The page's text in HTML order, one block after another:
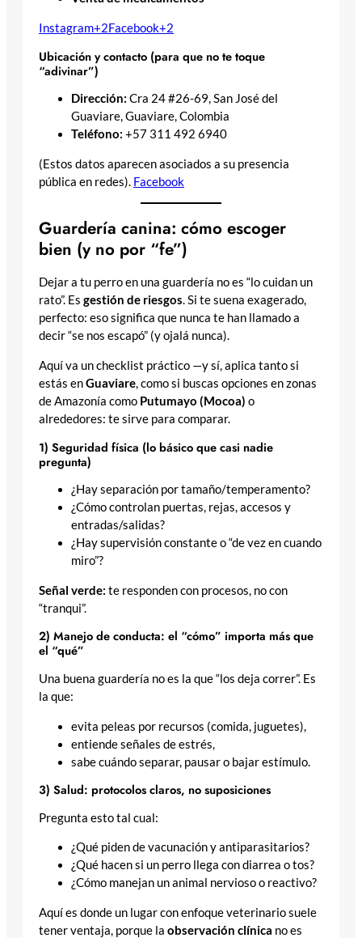
Instagram+2Facebook+2
Ubicación y contacto (para que no te toque
“adivinar”)
Dirección: Cra 24 #26-69, San José del
Guaviare, Guaviare, Colombia
Teléfono: +57 311 492 6940
(Estos datos aparecen asociados a su presencia
pública en redes). Facebook
Guardería canina: cómo escoger
bien (y no por “fe”)
Dejar a tu perro en una guardería no es “lo cuidan un
rato”. Es gestión de riesgos. Si te suena exagerado,
perfecto: eso significa que nunca te han llamado a
decir “se nos escapó” (y ojalá nunca).
Aquí va un checklist práctico —y sí, aplica tanto si
estás enGuaviare, como si buscas opciones en zonas
de Amazonía como Putumayo (Mocoa) o
alrededores: te sirve para comparar.
1) Seguridad física (lo básico que casi nadie
pregunta)
¿Hay separación por tamaño/temperamento?
¿Cómo controlan puertas, rejas, accesos y
entradas/salidas?
¿Hay supervisión constante o “de vez en cuando
miro”?
Señal verde: te responden con procesos, no con
“tranqui”.
2) Manejo de conducta: el “cómo” importa más que
el “qué”
Una buena guardería no es la que “los deja correr”. Es
la que:
evita peleas por recursos (comida, juguetes),
entiende señales de estrés,
sabe cuándo separar, pausar o bajar estímulo.
3) Salud: protocolos claros, no suposiciones
Pregunta esto tal cual:
¿Qué piden de vacunación y antiparasitarios?
¿Qué hacen si un perro llega con diarrea o tos?
¿Cómo manejan un animal nervioso o reactivo?
Aquí es donde un lugar con enfoque veterinario suele
tener ventaja, porque la observación clínica no es